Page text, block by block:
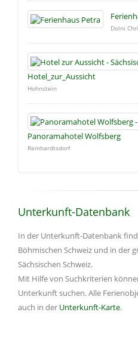
Dolni
Hotel_zur_Aussicht
Hohnstein
Panoramahotel Wolfsberg
Reinhardtsdorf
Unterkunft-Datenbank
In der Unterkunft-Datenbank
Böhmischen Schweiz und in der
Sächsischen Schweiz.
Mit Hilfe von Suchkriterien
Unterkunft suchen. Alle
auch in der Unterkunft-Karte.